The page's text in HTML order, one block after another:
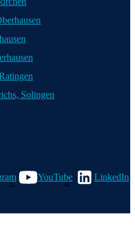
Solingen
YouTube LinkedIn